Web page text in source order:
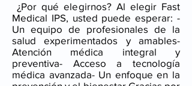
​​​ ¿Por qué elegirnos? Al elegir Fast
Medical IPS, usted puede esperar: -
Un equipo de profesionales de la
salud experimentados y amables-
Atención médica integral y
preventiva- Acceso a tecnología
médica avanzada- Un enfoque en la